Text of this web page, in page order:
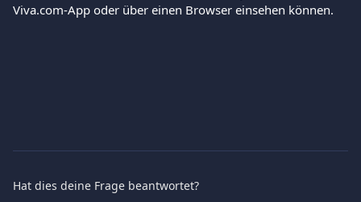
Viva.com-App oder über einen Browser einsehen können.
Hat dies deine Frage beantwortet?